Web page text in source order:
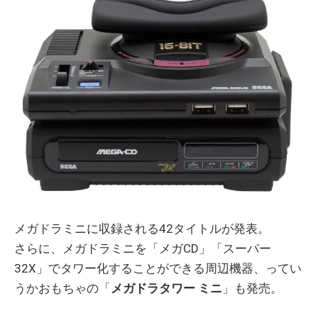
メガドラミニに収録される42タイトルが発表。
さらに、メガドラミニを「メガCD」「スーパー
32X」でタワー化することができる周辺機器、ってい
うかおもちゃの「 メガドラタワー ミニ 」も発売。